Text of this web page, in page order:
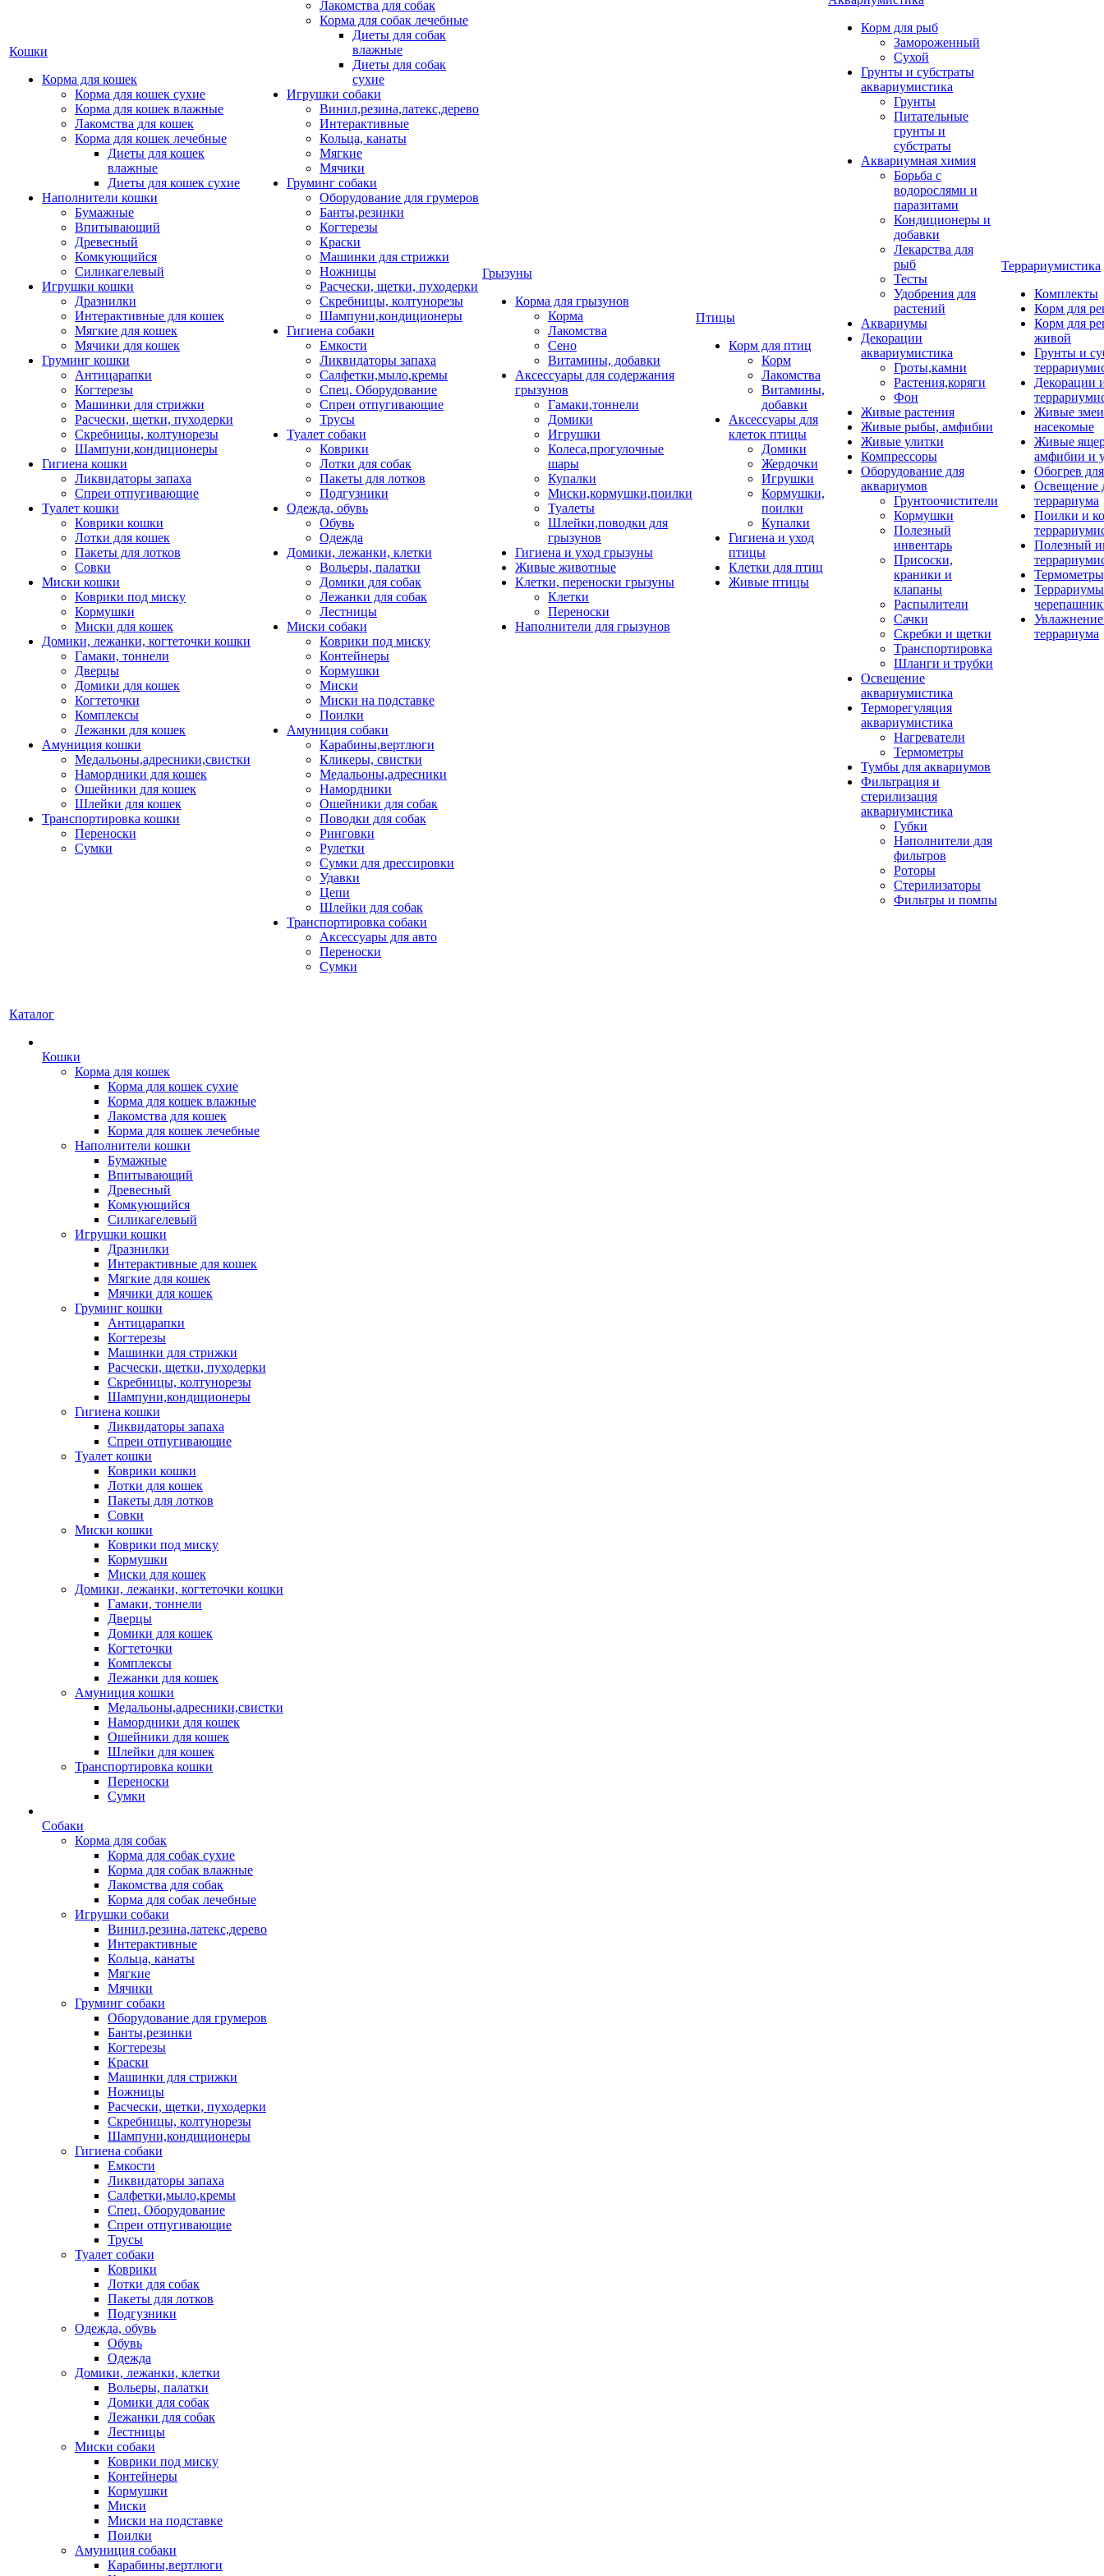
Кошки
Корма для кошек
Корма для кошек сухие
Корма для кошек влажные
Лакомства для кошек
Корма для кошек лечебные
Диеты для кошек
влажные
Диеты для кошек сухие
Наполнители кошки
Бумажные
Впитывающий
Древесный
Комкующийся
Силикагелевый
Игрушки кошки
Дразнилки
Интерактивные для кошек
Мягкие для кошек
Мячики для кошек
Груминг кошки
Антицарапки
Когтерезы
Машинки для стрижки
Расчески, щетки, пуходерки
Скребницы, колтунорезы
Шампуни,кондиционеры
Гигиена кошки
Ликвидаторы запаха
Спреи отпугивающие
Туалет кошки
Коврики кошки
Лотки для кошек
Пакеты для лотков
Совки
Миски кошки
Коврики под миску
Кормушки
Миски для кошек
Домики, лежанки, когтеточки кошки
Гамаки, тоннели
Дверцы
Домики для кошек
Когтеточки
Комплексы
Лежанки для кошек
Амуниция кошки
Медальоны,адресники,свистки
Намордники для кошек
Ошейники для кошек
Шлейки для кошек
Транспортировка кошки
Переноски
Сумки
Лакомства для собак
Корма для собак лечебные
Диеты для собак
влажные
Диеты для собак
сухие
Игрушки собаки
Винил,резина,латекс,дерево
Интерактивные
Кольца, канаты
Мягкие
Мячики
Груминг собаки
Оборудование для грумеров
Банты,резинки
Когтерезы
Краски
Машинки для стрижки
Ножницы
Расчески, щетки, пуходерки
Скребницы, колтунорезы
Шампуни,кондиционеры
Гигиена собаки
Емкости
Ликвидаторы запаха
Салфетки,мыло,кремы
Спец. Оборудование
Спреи отпугивающие
Трусы
Туалет собаки
Коврики
Лотки для собак
Пакеты для лотков
Подгузники
Одежда, обувь
Обувь
Одежда
Домики, лежанки, клетки
Вольеры, палатки
Домики для собак
Лежанки для собак
Лестницы
Миски собаки
Коврики под миску
Контейнеры
Кормушки
Миски
Миски на подставке
Поилки
Амуниция собаки
Карабины,вертлюги
Кликеры, свистки
Медальоны,адресники
Намордники
Ошейники для собак
Поводки для собак
Ринговки
Рулетки
Сумки для дрессировки
Удавки
Цепи
Шлейки для собак
Транспортировка собаки
Аксессуары для авто
Переноски
Сумки
Грызуны
Корма для грызунов
Корма
Лакомства
Сено
Витамины, добавки
Аксессуары для содержания
грызунов
Гамаки,тоннели
Домики
Игрушки
Колеса,прогулочные
шары
Купалки
Миски,кормушки,поилки
Туалеты
Шлейки,поводки для
грызунов
Гигиена и уход грызуны
Живые животные
Клетки, переноски грызуны
Клетки
Переноски
Наполнители для грызунов
Птицы
Корм для птиц
Корм
Лакомства
Витамины,
добавки
Аксессуары для
клеток птицы
Домики
Жердочки
Игрушки
Кормушки,
поилки
Купалки
Гигиена и уход
птицы
Клетки для птиц
Живые птицы
Корм для рыб
Замороженный
Сухой
Грунты и субстраты
аквариумистика
Грунты
Питательные
грунты и
субстраты
Аквариумная химия
Борьба с
водорослями и
паразитами
Кондиционеры и
добавки
Лекарства для
рыб
Тесты
Удобрения для
растений
Аквариумы
Декорации
аквариумистика
Гроты,камни
Растения,коряги
Фон
Живые растения
Живые рыбы, амфибии
Живые улитки
Компрессоры
Оборудование для
аквариумов
Грунтоочистители
Кормушки
Полезный
инвентарь
Присоски,
краники и
клапаны
Распылители
Сачки
Скребки и щетки
Транспортировка
Шланги и трубки
Освещение
аквариумистика
Терморегуляция
аквариумистика
Нагреватели
Термометры
Тумбы для аквариумов
Фильтрация и
стерилизация
аквариумистика
Губки
Наполнители для
фильтров
Роторы
Стерилизаторы
Фильтры и помпы
Террариумистика
Комплекты
Корм для
Корм для
живой
Грунты и
Декорации
Живые
насекомые
Живые
амфибии и
Обогрев
Освещение
террариума
Поилки и
Полезный
террариума
Каталог
Кошки
Корма для кошек
Корма для кошек сухие
Корма для кошек влажные
Лакомства для кошек
Корма для кошек лечебные
Наполнители кошки
Бумажные
Впитывающий
Древесный
Комкующийся
Силикагелевый
Игрушки кошки
Дразнилки
Интерактивные для кошек
Мягкие для кошек
Мячики для кошек
Груминг кошки
Антицарапки
Когтерезы
Машинки для стрижки
Расчески, щетки, пуходерки
Скребницы, колтунорезы
Шампуни,кондиционеры
Гигиена кошки
Ликвидаторы запаха
Спреи отпугивающие
Туалет кошки
Коврики кошки
Лотки для кошек
Пакеты для лотков
Совки
Миски кошки
Коврики под миску
Кормушки
Миски для кошек
Домики, лежанки, когтеточки кошки
Гамаки, тоннели
Дверцы
Домики для кошек
Когтеточки
Комплексы
Лежанки для кошек
Амуниция кошки
Медальоны,адресники,свистки
Намордники для кошек
Ошейники для кошек
Шлейки для кошек
Транспортировка кошки
Переноски
Сумки
Собаки
Корма для собак
Корма для собак сухие
Корма для собак влажные
Лакомства для собак
Корма для собак лечебные
Игрушки собаки
Винил,резина,латекс,дерево
Интерактивные
Кольца, канаты
Мягкие
Мячики
Груминг собаки
Оборудование для грумеров
Банты,резинки
Когтерезы
Краски
Машинки для стрижки
Ножницы
Расчески, щетки, пуходерки
Скребницы, колтунорезы
Шампуни,кондиционеры
Гигиена собаки
Емкости
Ликвидаторы запаха
Салфетки,мыло,кремы
Спец. Оборудование
Спреи отпугивающие
Трусы
Туалет собаки
Коврики
Лотки для собак
Пакеты для лотков
Подгузники
Одежда, обувь
Обувь
Одежда
Домики, лежанки, клетки
Вольеры, палатки
Домики для собак
Лежанки для собак
Лестницы
Миски собаки
Коврики под миску
Контейнеры
Кормушки
Миски
Миски на подставке
Поилки
Амуниция собаки
Карабины,вертлюги